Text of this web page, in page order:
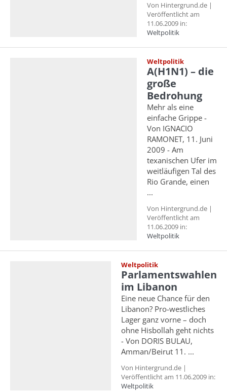
Von Hintergrund.de |
Veröffentlicht am
11.06.2009 in:
Weltpolitik
Weltpolitik
A(H1N1) – die
große
Bedrohung
Mehr als eine
einfache Grippe -
Von IGNACIO
RAMONET, 11. Juni
2009 - Am
texanischen Ufer im
weitläufigen Tal des
Rio Grande, einen
...
Von Hintergrund.de |
Veröffentlicht am
11.06.2009 in:
Weltpolitik
Weltpolitik
Parlamentswahlen
im Libanon
Eine neue Chance für den
Libanon? Pro-westliches
Lager ganz vorne – doch
ohne Hisbollah geht nichts
- Von DORIS BULAU,
Amman/Beirut 11. ...
Von Hintergrund.de |
Veröffentlicht am 11.06.2009 in:
Weltpolitik